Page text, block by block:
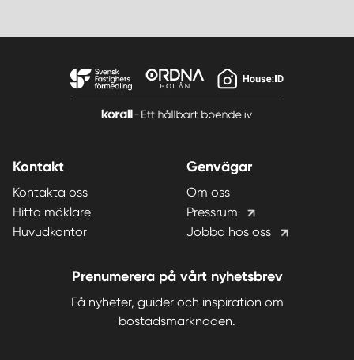
Kontakt
Kontakta oss
Hitta mäklare
Huvudkontor
Genvägar
Om oss
Pressrum
Jobba hos oss
Prenumerera på vårt nyhetsbrev
Få nyheter, guider och inspiration om
bostadsmarknaden.